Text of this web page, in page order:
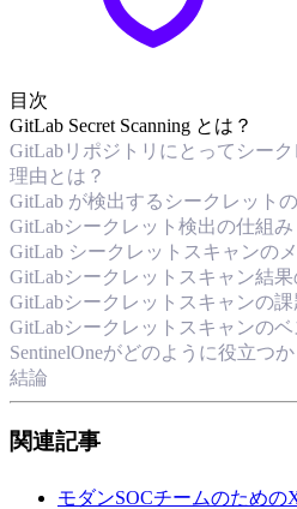
目次
GitLab Secret Scanning とは？
GitLabリポジトリにとってシー
理由とは？
GitLab が検出するシークレット
GitLabシークレット検出の仕組み
GitLab シークレットスキャンの
GitLabシークレットスキャン結
GitLabシークレットスキャンの課
GitLabシークレットスキャンの
SentinelOneがどのように役立つか
結論
関連記事
モダンSOCチームのための